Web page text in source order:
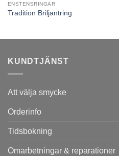
ENSTENSRINGAR
Tradition Briljantring
KUNDTJÄNST
Att välja smycke
Orderinfo
Tidsbokning
Omarbetningar & reparationer